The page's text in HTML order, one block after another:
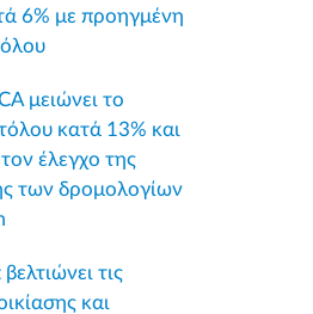
6% με προηγμένη
μειώνει το
κατά 13% και
έλεγχο της
των δρομολογίων
τις
και